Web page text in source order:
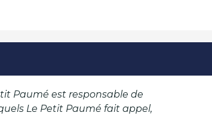
Paumé est responsable de
Le Petit Paumé fait appel,